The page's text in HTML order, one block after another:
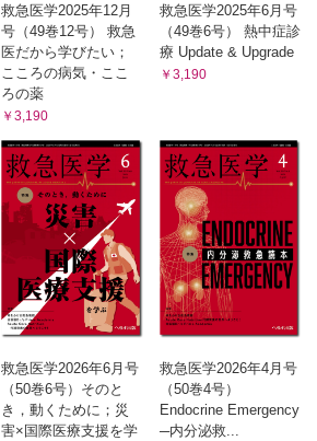
救急医学2025年12月
号（49巻12号） 救急
医だから学びたい；
こころの病気・ここ
ろの薬
￥3,190
救急医学2025年6月号
（49巻6号） 熱中症診
療 Update & Upgrade
￥3,190
救急医学2026年6月号
（50巻6号）そのと
き，動くために；災
害×国際医療支援を学
救急医学2026年4月号
（50巻4号）
Endocrine Emergency
─内分泌救...